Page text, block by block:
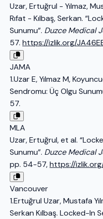
Uzar, Ertuğrul - Yılmaz,
Rıfat - Kılbaş, Serkan.
Sunumu”. Duzce Medical
57. https://izlik.org/
JAMA
1.Uzar E, Yılmaz M,
Sendromu: Üç Olgu
57.
MLA
Uzar, Ertuğrul, et al.
Sunumu”. Duzce Medical
pp. 54-57,https://
Vancouver
1.Ertuğrul Uzar, Mustafa
Serkan Kılbaş. Locked-In